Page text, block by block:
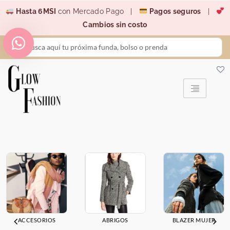
contenido
Hasta 6MSI con Mercado Pago | Pagos seguros
Cambios sin costo
Search
...
ACCESORIOS ABRIGOS BLAZER MUJER